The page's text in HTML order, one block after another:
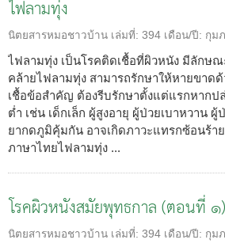
ไฟลามทุ่ง
นิตยสารหมอชาวบ้าน เล่มที่: 394 เดือน/ปี: กุม
ไฟลามทุ่ง เป็นโรคติดเชื้อที่ผิวหนัง มีลักษณ
คล้ายไฟลามทุ่ง สามารถรักษาให้หายขาด
เชื้อข้อสำคัญ ต้องรีบรักษาตั้งแต่แรกหาก
ต่ำ เช่น เด็กเล็ก ผู้สูงอายุ ผู้ป่วยเบาหวาน ผู้
ยากดภูมิคุ้มกัน อาจเกิดภาวะแทรกซ้อนร้า
ภาษาไทยไฟลามทุ่ง ...
โรคผิวหนังสมัยพุทธกาล (ตอนที่ ๑)
นิตยสารหมอชาวบ้าน เล่มที่: 394 เดือน/ปี: กุม